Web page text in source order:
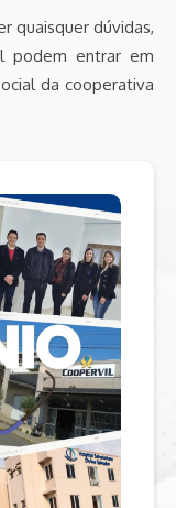
quaisquer dúvidas,
podem entrar em
da cooperativa